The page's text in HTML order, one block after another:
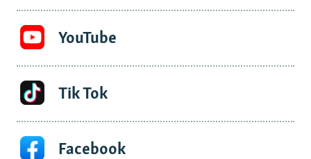
YouTube
Tik Tok
Facebook